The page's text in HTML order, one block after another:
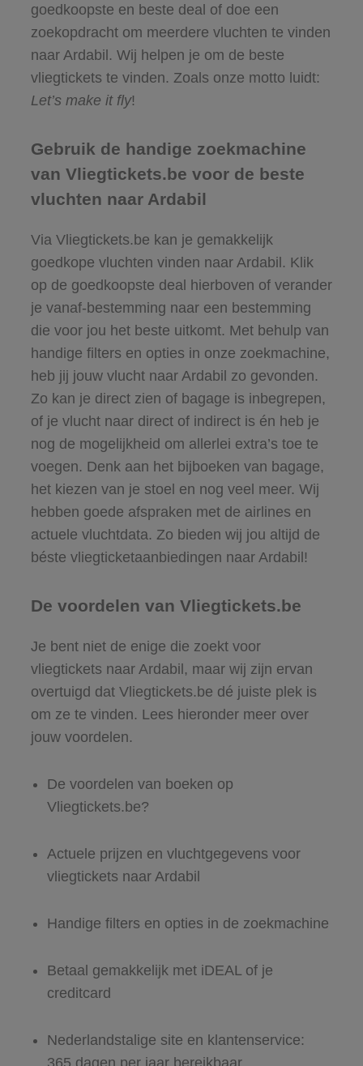
goedkoopste en beste deal of doe een
zoekopdracht om meerdere vluchten te vinden
naar Ardabil. Wij helpen je om de beste
vliegtickets te vinden. Zoals onze motto luidt:
Let’s make it fly!
Gebruik de handige zoekmachine
van Vliegtickets.be voor de beste
vluchten naar Ardabil
Via Vliegtickets.be kan je gemakkelijk
goedkope vluchten vinden naar Ardabil. Klik
op de goedkoopste deal hierboven of verander
je vanaf-bestemming naar een bestemming
die voor jou het beste uitkomt. Met behulp van
handige filters en opties in onze zoekmachine,
heb jij jouw vlucht naar Ardabil zo gevonden.
Zo kan je direct zien of bagage is inbegrepen,
of je vlucht naar direct of indirect is én heb je
nog de mogelijkheid om allerlei extra’s toe te
voegen. Denk aan het bijboeken van bagage,
het kiezen van je stoel en nog veel meer. Wij
hebben goede afspraken met de airlines en
actuele vluchtdata. Zo bieden wij jou altijd de
béste vliegticketaanbiedingen naar Ardabil!
De voordelen van Vliegtickets.be
Je bent niet de enige die zoekt voor
vliegtickets naar Ardabil, maar wij zijn ervan
overtuigd dat Vliegtickets.be dé juiste plek is
om ze te vinden. Lees hieronder meer over
jouw voordelen.
De voordelen van boeken op
Vliegtickets.be?
Actuele prijzen en vluchtgegevens voor
vliegtickets naar Ardabil
Handige filters en opties in de zoekmachine
Betaal gemakkelijk met iDEAL of je
creditcard
Nederlandstalige site en klantenservice:
365 dagen per jaar bereikbaar